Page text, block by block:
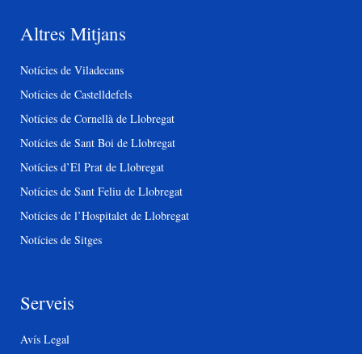
Altres Mitjans
Notícies de Viladecans
Notícies de Castelldefels
Notícies de Cornellà de Llobregat
Notícies de Sant Boi de Llobregat
Notícies d’El Prat de Llobregat
Notícies de Sant Feliu de Llobregat
Notícies de l’Hospitalet de Llobregat
Notícies de Sitges
Serveis
Avís Legal